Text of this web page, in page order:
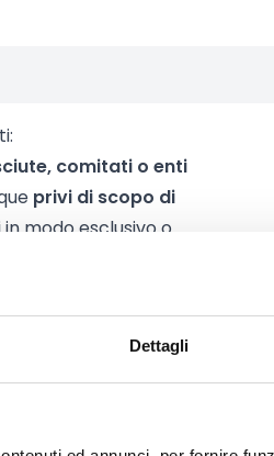
Dettagli
comitati o enti
privi di scopo di
modo esclusivo o
e del
di scopo di lucro e di
principale scopo
però
abbiano una